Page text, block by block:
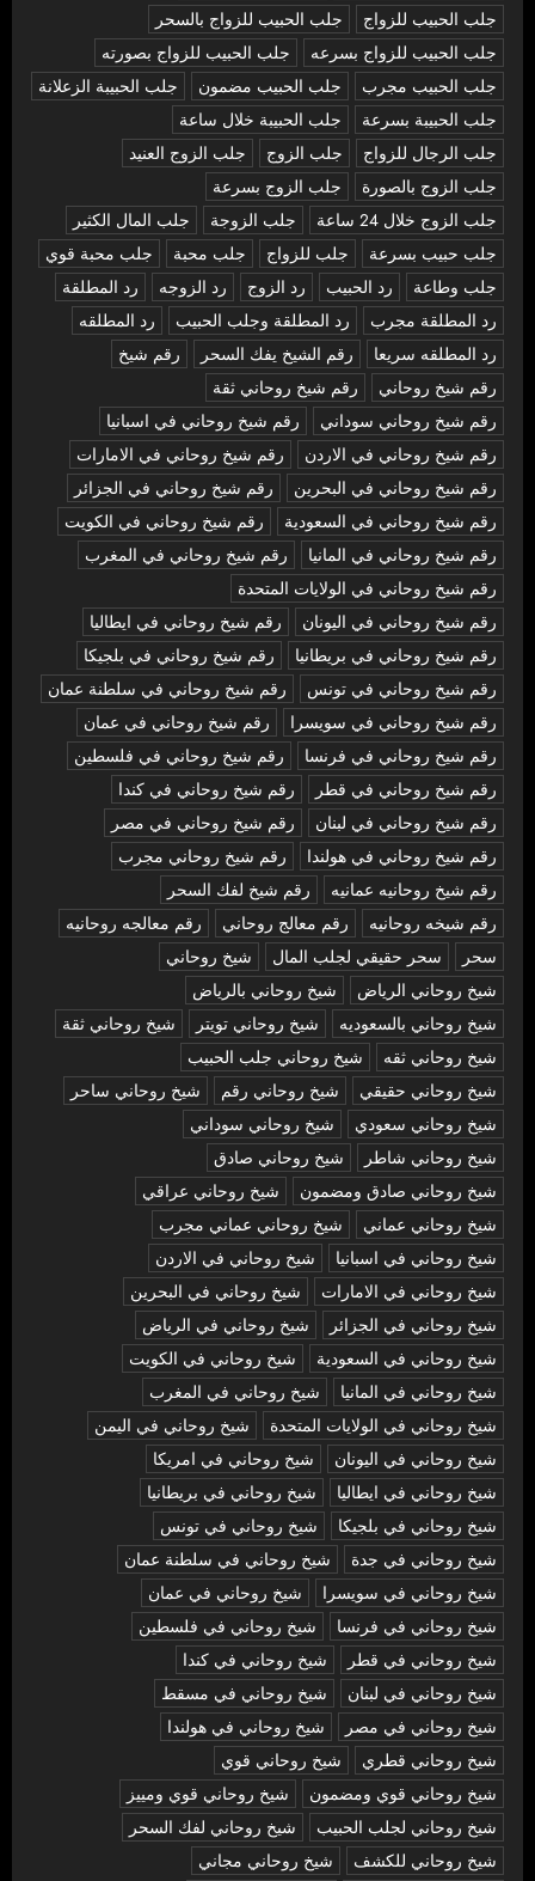
جلب الحبيب للزواج
جلب الحبيب للزواج بالسحر
جلب الحبيب للزواج بسرعه
جلب الحبيب للزواج بصورته
جلب الحبيب مجرب
جلب الحبيب مضمون
جلب الحبيبة الزعلانة
جلب الحبيبة بسرعة
جلب الحبيبة خلال ساعة
جلب الرجال للزواج
جلب الزوج
جلب الزوج العنيد
جلب الزوج بالصورة
جلب الزوج بسرعة
جلب الزوج خلال 24 ساعة
جلب الزوجة
جلب المال الكثير
جلب حبيب بسرعة
جلب للزواج جلب محبة
جلب محبة قوي
جلب وطاعة
رد الحبيب رد الزوج رد الزوجه
رد المطلقة
رد المطلقة مجرب
رد المطلقة وجلب الحبيب
رد المطلقه
رد المطلقه سريعا
رقم الشيخ يفك السحر
رقم شيخ
رقم شيخ روحاني
رقم شيخ روحاني ثقة
رقم شيخ روحاني سوداني
رقم شيخ روحاني في اسبانيا
رقم شيخ روحاني في الاردن
رقم شيخ روحاني في الامارات
رقم شيخ روحاني في البحرين
رقم شيخ روحاني في الجزائر
رقم شيخ روحاني في السعودية
رقم شيخ روحاني في الكويت
رقم شيخ روحاني في المانيا
رقم شيخ روحاني في المغرب
رقم شيخ روحاني في الولايات المتحدة
رقم شيخ روحاني في اليونان
رقم شيخ روحاني في ايطاليا
رقم شيخ روحاني في بريطانيا
رقم شيخ روحاني في بلجيكا
رقم شيخ روحاني في تونس
رقم شيخ روحاني في سلطنة عمان
رقم شيخ روحاني في سويسرا
رقم شيخ روحاني في عمان
رقم شيخ روحاني في فرنسا
رقم شيخ روحاني في فلسطين
رقم شيخ روحاني في قطر
رقم شيخ روحاني في كندا
رقم شيخ روحاني في لبنان
رقم شيخ روحاني في مصر
رقم شيخ روحاني في هولندا
رقم شيخ روحاني مجرب
رقم شيخ روحانيه عمانيه
رقم شيخ لفك السحر
رقم شيخه روحانيه
رقم معالج روحاني
رقم معالجه روحانيه
سحر
سحر حقيقي لجلب المال
شيخ روحاني
شيخ روحاني الرياض
شيخ روحاني بالرياض
شيخ روحاني بالسعوديه
شيخ روحاني تويتر
شيخ روحاني ثقة
شيخ روحاني ثقه
شيخ روحاني جلب الحبيب
شيخ روحاني حقيقي
شيخ روحاني رقم
شيخ روحاني ساحر
شيخ روحاني سعودي
شيخ روحاني سوداني
شيخ روحاني شاطر
شيخ روحاني صادق
شيخ روحاني صادق ومضمون
شيخ روحاني عراقي
شيخ روحاني عماني
شيخ روحاني عماني مجرب
شيخ روحاني في اسبانيا
شيخ روحاني في الاردن
شيخ روحاني في الامارات
شيخ روحاني في البحرين
شيخ روحاني في الجزائر
شيخ روحاني في الرياض
شيخ روحاني في السعودية
شيخ روحاني في الكويت
شيخ روحاني في المانيا
شيخ روحاني في المغرب
شيخ روحاني في الولايات المتحدة
شيخ روحاني في اليمن
شيخ روحاني في اليونان
شيخ روحاني في امريكا
شيخ روحاني في ايطاليا
شيخ روحاني في بريطانيا
شيخ روحاني في بلجيكا
شيخ روحاني في تونس
شيخ روحاني في جدة
شيخ روحاني في سلطنة عمان
شيخ روحاني في سويسرا
شيخ روحاني في عمان
شيخ روحاني في فرنسا
شيخ روحاني في فلسطين
شيخ روحاني في قطر
شيخ روحاني في كندا
شيخ روحاني في لبنان
شيخ روحاني في مسقط
شيخ روحاني في مصر
شيخ روحاني في هولندا
شيخ روحاني قطري
شيخ روحاني قوي
شيخ روحاني قوي ومضمون
شيخ روحاني قوي ومييز
شيخ روحاني لجلب الحبيب
شيخ روحاني لفك السحر
شيخ روحاني للكشف
شيخ روحاني مجاني